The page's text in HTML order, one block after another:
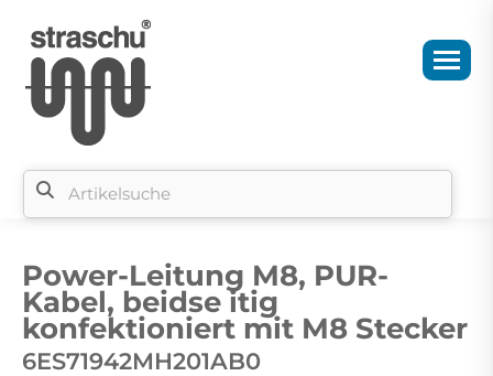
Power-Leitung M8, PUR-
Kabel, beidse itig
konfektioniert mit M8 Stecker
6ES71942MH201AB0